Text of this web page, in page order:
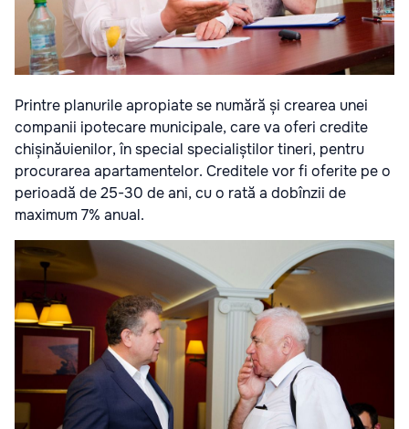
Printre planurile apropiate se numără și crearea unei
companii ipotecare municipale, care va oferi credite
chișinăuienilor, în special specialiștilor tineri, pentru
procurarea apartamentelor. Creditele vor fi oferite pe o
perioadă de 25-30 de ani, cu o rată a dobînzii de
maximum 7% anual.